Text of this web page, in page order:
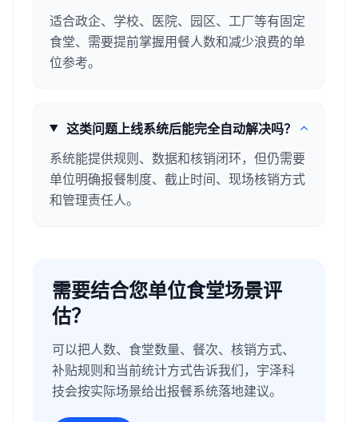
适合政企、学校、医院、园区、工厂等有固定
食堂、需要提前掌握用餐人数和减少浪费的单
位参考。
这类问题上线系统后能完全自动解决吗？
系统能提供规则、数据和核销闭环，但仍需要
单位明确报餐制度、截止时间、现场核销方式
和管理责任人。
需要结合您单位食堂场景评
估？
可以把人数、食堂数量、餐次、核销方式、
补贴规则和当前统计方式告诉我们，宇泽科
技会按实际场景给出报餐系统落地建议。